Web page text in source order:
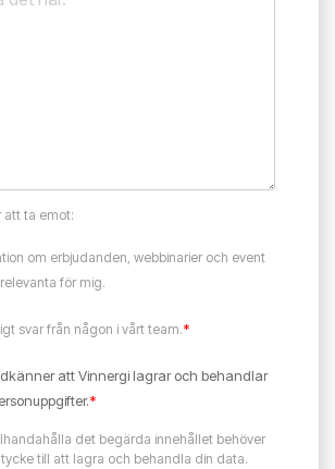
ta emot:
om erbjudanden, webbinarier och event
för mig.
svar från någon i vårt team.*
att Vinnergi lagrar och behandlar
*
det begärda innehållet behöver
till att lagra och behandla din data.